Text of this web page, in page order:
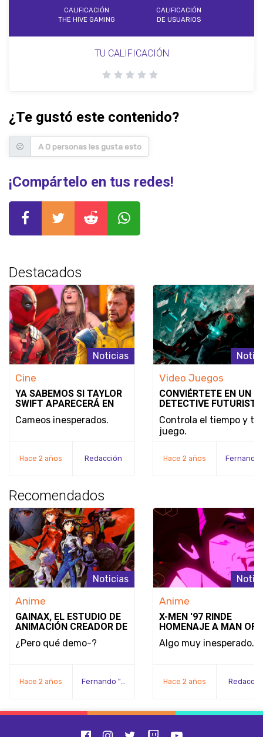
CALIFICACIÓN
THE HIVE GAMING
CALIFICACIÓN
DE USUARIOS
TU CALIFICACIÓN
¿Te gustó este contenido?
A 0 personas les gusta esto
¡Compártelo en tus redes!
Destacados
Noticias
Cine
YA SABEMOS SI TAYLOR
SWIFT APARECERÁ EN
DEADPOOL & WOLVERINE
Cameos inesperados.
Hace 2 años Redacción
Video Juegos
CONVIÉRTETE EN UN
DETECTIVE
SE REVELA EL MODO
JUEGO Y LA FECHA DE
LANZAMIENTO DE
Controla el tiempo y tu
juego.
Hace 2 años
Recomendados
Noticias
Anime
GAINAX, EL ESTUDIO DE
ANIMACIÓN CREADOR DE
EVANGELION, SE HA
DECLARADO EN
¿Pero qué demo-?
Hace 2 años Fernando "Serex" Méndez
Anime
X-MEN '97 RINDE
HOMENAJE A MAN OF
STEEL EN EL FINAL DE
TEMPORADA
Algo muy inesperado.
Hace 2 años